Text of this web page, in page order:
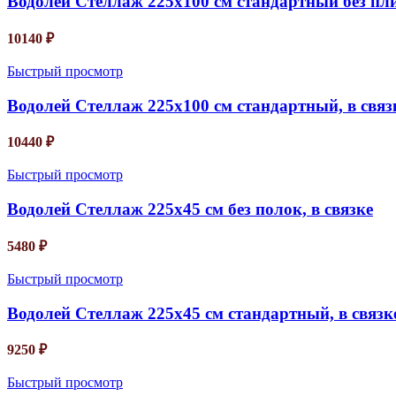
10140 ₽
Быстрый просмотр
Водолей Стеллаж 225х100 см стандартный, в
10440 ₽
Быстрый просмотр
Водолей Стеллаж 225х45 см без полок, в связке
5480 ₽
Быстрый просмотр
Водолей Стеллаж 225х45 см стандартный, в
9250 ₽
Быстрый просмотр